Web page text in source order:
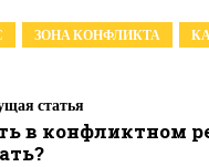
ЗОНА КОНФЛИКТА
статья
в конфликтном